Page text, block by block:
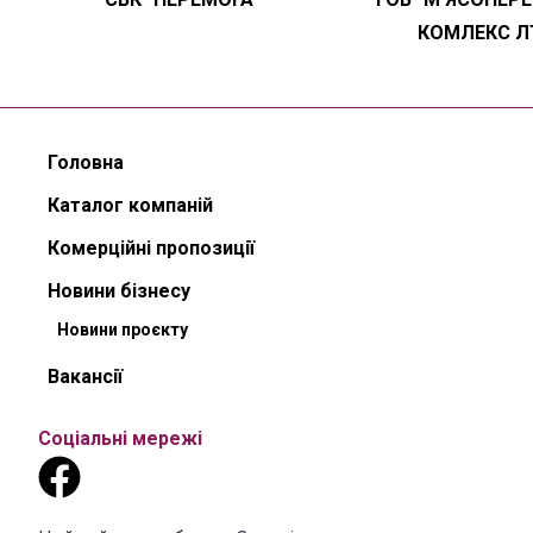
КОМЛЕКС
Головна
Каталог компаній
Комерційні пропозиції
Новини бізнесу
Новини проєкту
Вакансії
Соціальні мережі